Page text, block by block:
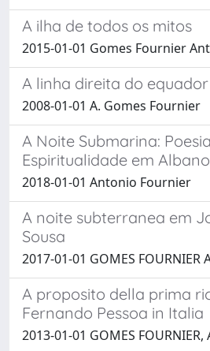
A ilha de todos os mitos
2015-01-01 Gomes Fournier
A linha direita do equador
2008-01-01 A. Gomes Fournier
A Noite Submarina:
Espiritualidade em
2018-01-01 Antonio Fournier
A noite subterranea em
Sousa
2017-01-01 GOMES FOURNIER
A proposito della prima
Fernando Pessoa in Italia
2013-01-01 GOMES FOURNIER,